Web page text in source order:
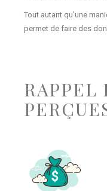
Tout autant qu’une
permet de faire des
RAPPEL